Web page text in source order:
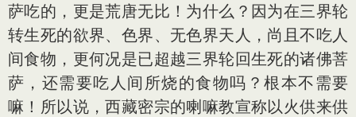
萨吃的，更是荒唐无比！为什么？因为在三界轮
转生死的欲界、色界、无色界天人，尚且不吃人
间食物，更何况是已超越三界轮回生死的诸佛菩
萨，还需要吃人间所烧的食物吗？根本不需要
嘛！所以说，西藏密宗的喇嘛教宣称以火供来供